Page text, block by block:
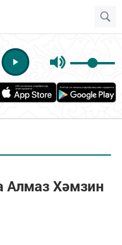
Алмаз Хәмзин